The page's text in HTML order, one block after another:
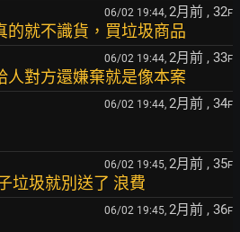
06/02 19:44, 2月前 , 32F
的就不識貨，買垃圾商品
06/02 19:44, 2月前 , 33F
人對方還嫌棄就是像本案
06/02 19:44, 2月前 , 34F
06/02 19:45, 2月前 , 35F
垃圾就別送了 浪費
06/02 19:45, 2月前 , 36F